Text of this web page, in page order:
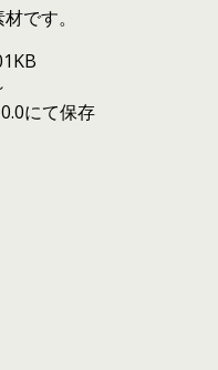
です。
にて保存